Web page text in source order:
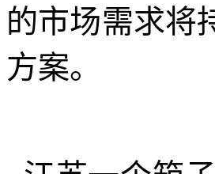
的市场需求将
方案。